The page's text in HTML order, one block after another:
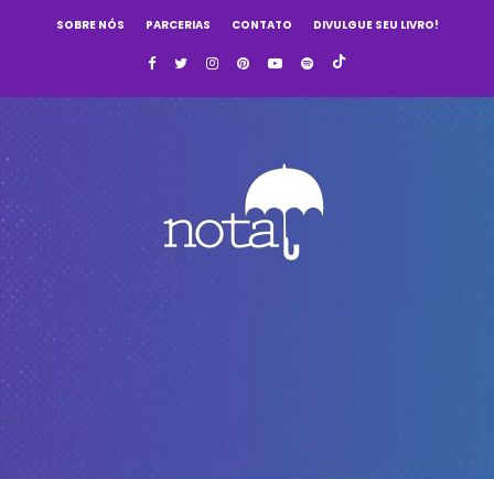
SOBRE NÓS PARCERIAS CONTATO DIVULGUE SEU LIVRO!